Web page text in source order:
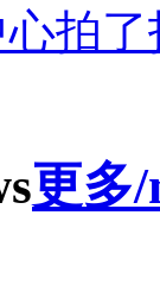
拍
更多